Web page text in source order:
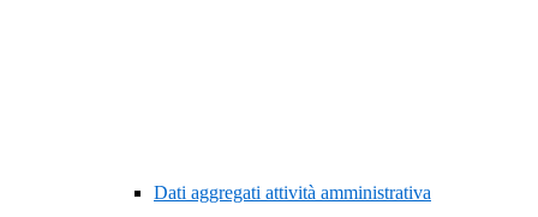
Dati aggregati attività amministrativa